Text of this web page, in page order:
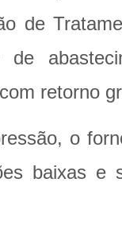
de
retorno
o
baixas e